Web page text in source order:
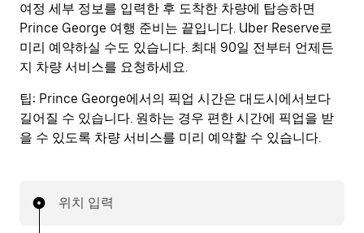
여정 세부 정보를 입력한 후 도착한 차량에 탑승하면
Prince George 여행 준비는 끝입니다. Uber Reserve로
미리 예약하실 수도 있습니다. 최대 90일 전부터 언제든
지 차량 서비스를 요청하세요.
팁: Prince George에서의 픽업 시간은 대도시에서보다
길어질 수 있습니다. 원하는 경우 편한 시간에 픽업을 받
을 수 있도록 차량 서비스를 미리 예약할 수 있습니다.
위치 입력